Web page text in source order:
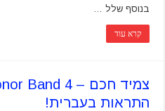
בנוסף שלל …
קרא עוד
התראות בעברית!